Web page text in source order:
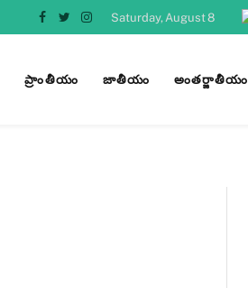
Facebook
TwitterInstagram
Saturday, August 8
ప్రాంతీయం జాతీయం అంతర్జాతీయం